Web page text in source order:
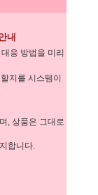
내
응 방법을 미리
지를 시스템이
, 상품은 그대로
합니다.